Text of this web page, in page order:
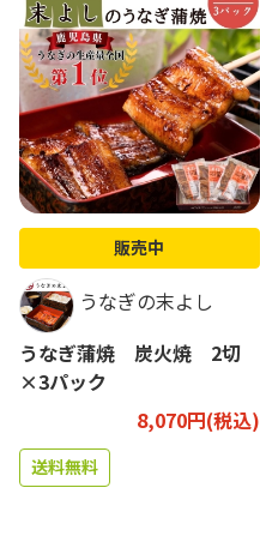
販売中
うなぎの末よし
うなぎ蒲焼 炭火焼 2切
×3パック
8,070円(税込)
送料無料